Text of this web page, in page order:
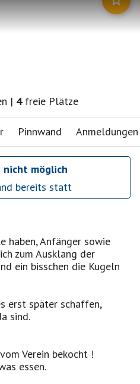
| 4 freie Plätze
Pinnwand Anmeldungen
nicht möglich
bereits statt
haben, Anfänger sowie
zum Ausklang der
ein bisschen die Kugeln
erst später schaffen,
sind.
Verein bekocht !
essen.